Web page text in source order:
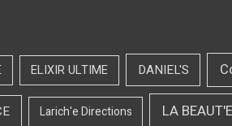
DANIEL'S
ELIXIR ULTIME
LA BEAUT'E
Larich'e Directions